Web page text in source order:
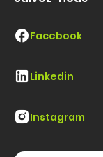
Facebook
Linkedin
Instagram